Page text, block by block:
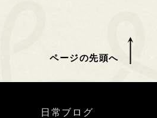
ページの先頭へ
日常ブログ